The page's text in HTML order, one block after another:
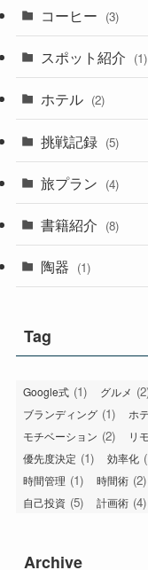
コーヒー (3)
スポット紹介 (1)
ホテル (2)
挑戦記録 (5)
旅プラン (4)
書籍紹介 (8)
陶器 (1)
Tag
Google式 (1) グルメ
ブランディング (1) ホ
モチベーション (2) リ
優先度決定 (1) 効率化
時間管理 (1) 時間術 (2)
自己投資 (5) 計画術 (4)
Archive